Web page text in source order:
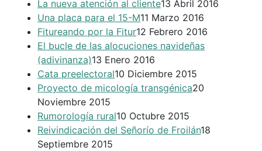
La nueva atención al cliente13 Abril 2016
Una placa para el 15-M11 Marzo 2016
Fitureando por la Fitur12 Febrero 2016
El bucle de las alocuciones navideñas
(adivinanza)13 Enero 2016
Cata preelectoral10 Diciembre 2015
Proyecto de micología transgénica20
Noviembre 2015
Rumorología rural10 Octubre 2015
Reivindicación del Señorío de Froilán18
Septiembre 2015